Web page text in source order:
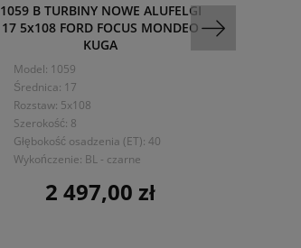
1059 B TURBINY NOWE ALUFELGI
17 5x108 FORD FOCUS MONDEO
KUGA
Model: 1059
Średnica: 17
Rozstaw: 5x108
Szerokość: 8
Głębokość osadzenia (ET): 40
Wykończenie: BL - czarne
Cena
2 497,00 zł